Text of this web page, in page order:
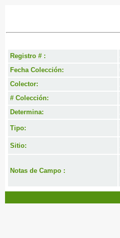
Registro # :
Fecha Colección:
Colector:
# Colección:
Determina:
Tipo:
Sitio:
Notas de Campo :